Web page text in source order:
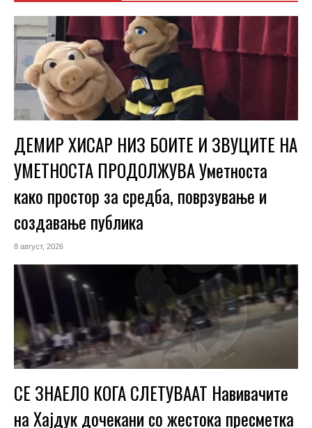
ДЕМИР ХИСАР НИЗ БОИТЕ И ЗВУЦИТЕ НА
УМЕТНОСТА ПРОДОЛЖУВА Уметноста
како простор за средба, поврзување и
создавање публика
8 август, 2026
СЕ ЗНАЕЛО КОГА СЛЕТУВААТ Навивачите
на Хајдук дочекани со жестока пресметка